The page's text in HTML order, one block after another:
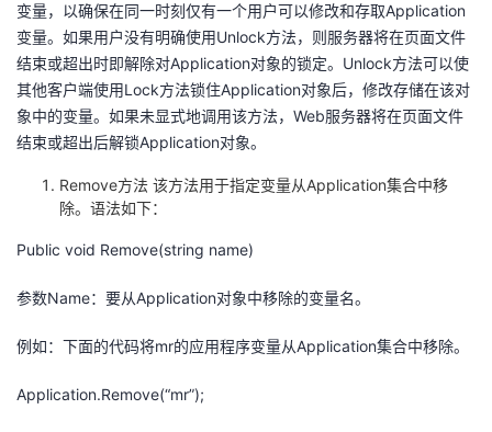
变量，以确保在同一时刻仅有一个用户可以修改和存取Application
变量。如果用户没有明确使用Unlock方法，则服务器将在页面文件
结束或超出时即解除对Application对象的锁定。Unlock方法可以使
其他客户端使用Lock方法锁住Application对象后，修改存储在该对
象中的变量。如果未显式地调用该方法，Web服务器将在页面文件
结束或超出后解锁Application对象。
Remove方法 该方法用于指定变量从Application集合中移
除。语法如下：
Public void Remove(string name)
参数Name：要从Application对象中移除的变量名。
例如：下面的代码将mr的应用程序变量从Application集合中移除。
Application.Remove(“mr”);